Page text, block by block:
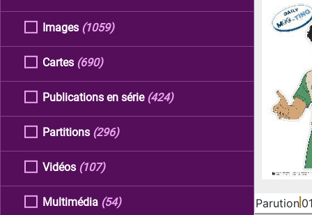
Images (1059)
Cartes (690)
Publications en série (424)
Partitions (296)
Vidéos (107)
Multimédia (54) Parution